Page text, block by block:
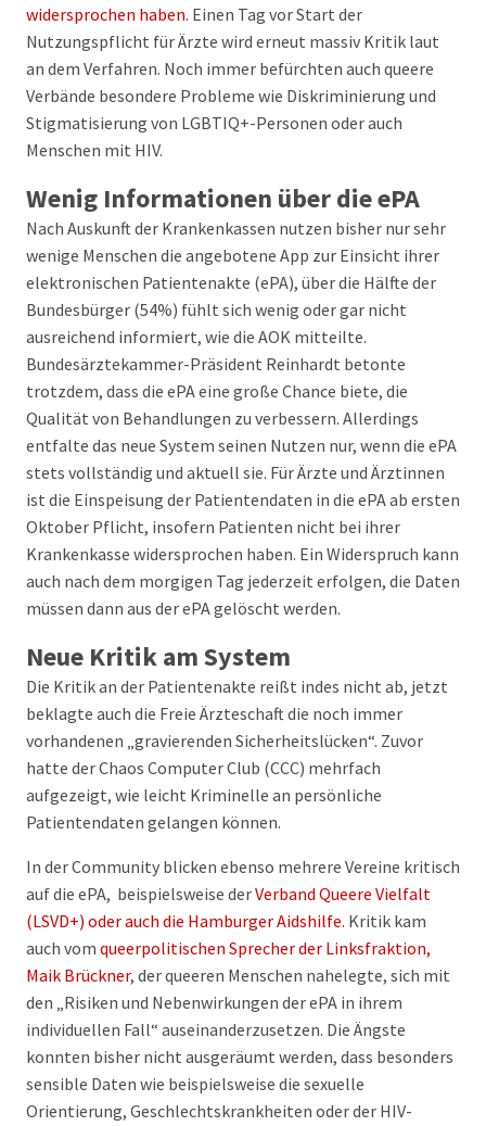
widersprochen haben. Einen Tag vor Start der
Nutzungspflicht für Ärzte wird erneut massiv Kritik laut
an dem Verfahren. Noch immer befürchten auch queere
Verbände besondere Probleme wie Diskriminierung und
Stigmatisierung von LGBTIQ+-Personen oder auch
Menschen mit HIV.
Wenig Informationen über die ePA
Nach Auskunft der Krankenkassen nutzen bisher nur sehr
wenige Menschen die angebotene App zur Einsicht ihrer
elektronischen Patientenakte (ePA), über die Hälfte der
Bundesbürger (54%) fühlt sich wenig oder gar nicht
ausreichend informiert, wie die AOK mitteilte.
Bundesärztekammer-Präsident Reinhardt betonte
trotzdem, dass die ePA eine große Chance biete, die
Qualität von Behandlungen zu verbessern. Allerdings
entfalte das neue System seinen Nutzen nur, wenn die ePA
stets vollständig und aktuell sie. Für Ärzte und Ärztinnen
ist die Einspeisung der Patientendaten in die ePA ab ersten
Oktober Pflicht, insofern Patienten nicht bei ihrer
Krankenkasse widersprochen haben. Ein Widerspruch kann
auch nach dem morgigen Tag jederzeit erfolgen, die Daten
müssen dann aus der ePA gelöscht werden.
Neue Kritik am System
Die Kritik an der Patientenakte reißt indes nicht ab, jetzt
beklagte auch die Freie Ärzteschaft die noch immer
vorhandenen „gravierenden Sicherheitslücken“. Zuvor
hatte der Chaos Computer Club (CCC) mehrfach
aufgezeigt, wie leicht Kriminelle an persönliche
Patientendaten gelangen können.
In der Community blicken ebenso mehrere Vereine kritisch
auf die ePA, beispielsweise derVerband Queere Vielfalt
(LSVD+) oder auch die Hamburger Aidshilfe. Kritik kam
auch vom queerpolitischen Sprecher der Linksfraktion,
Maik Brückner, der queeren Menschen nahelegte, sich mit
den „Risiken und Nebenwirkungen der ePA in ihrem
individuellen Fall“ auseinanderzusetzen. Die Ängste
konnten bisher nicht ausgeräumt werden, dass besonders
sensible Daten wie beispielsweise die sexuelle
Orientierung, Geschlechtskrankheiten oder der HIV-